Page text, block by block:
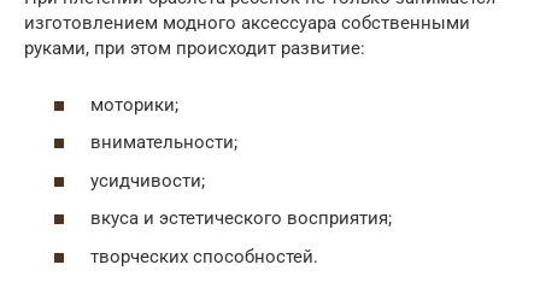
изготовлением модного аксессуара собственными
руками, при этом происходит развитие:
моторики;
внимательности;
усидчивости;
вкуса и эстетического восприятия;
творческих способностей.